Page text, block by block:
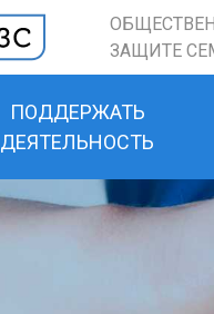
ЗАЩИТЕ
ПОДДЕРЖАТЬ
ДЕЯТЕЛЬНОСТЬ